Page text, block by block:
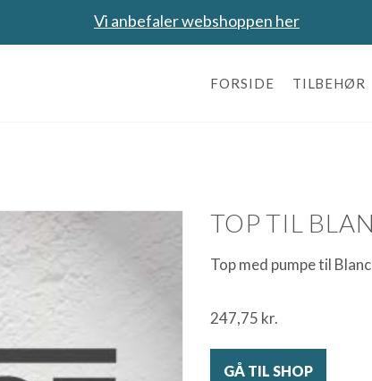
Vi anbefaler webshoppen her
FORSIDE TILBEHØR
TOP TIL
Top med pumpe til
247,75 kr.
GÅ TIL SHOP